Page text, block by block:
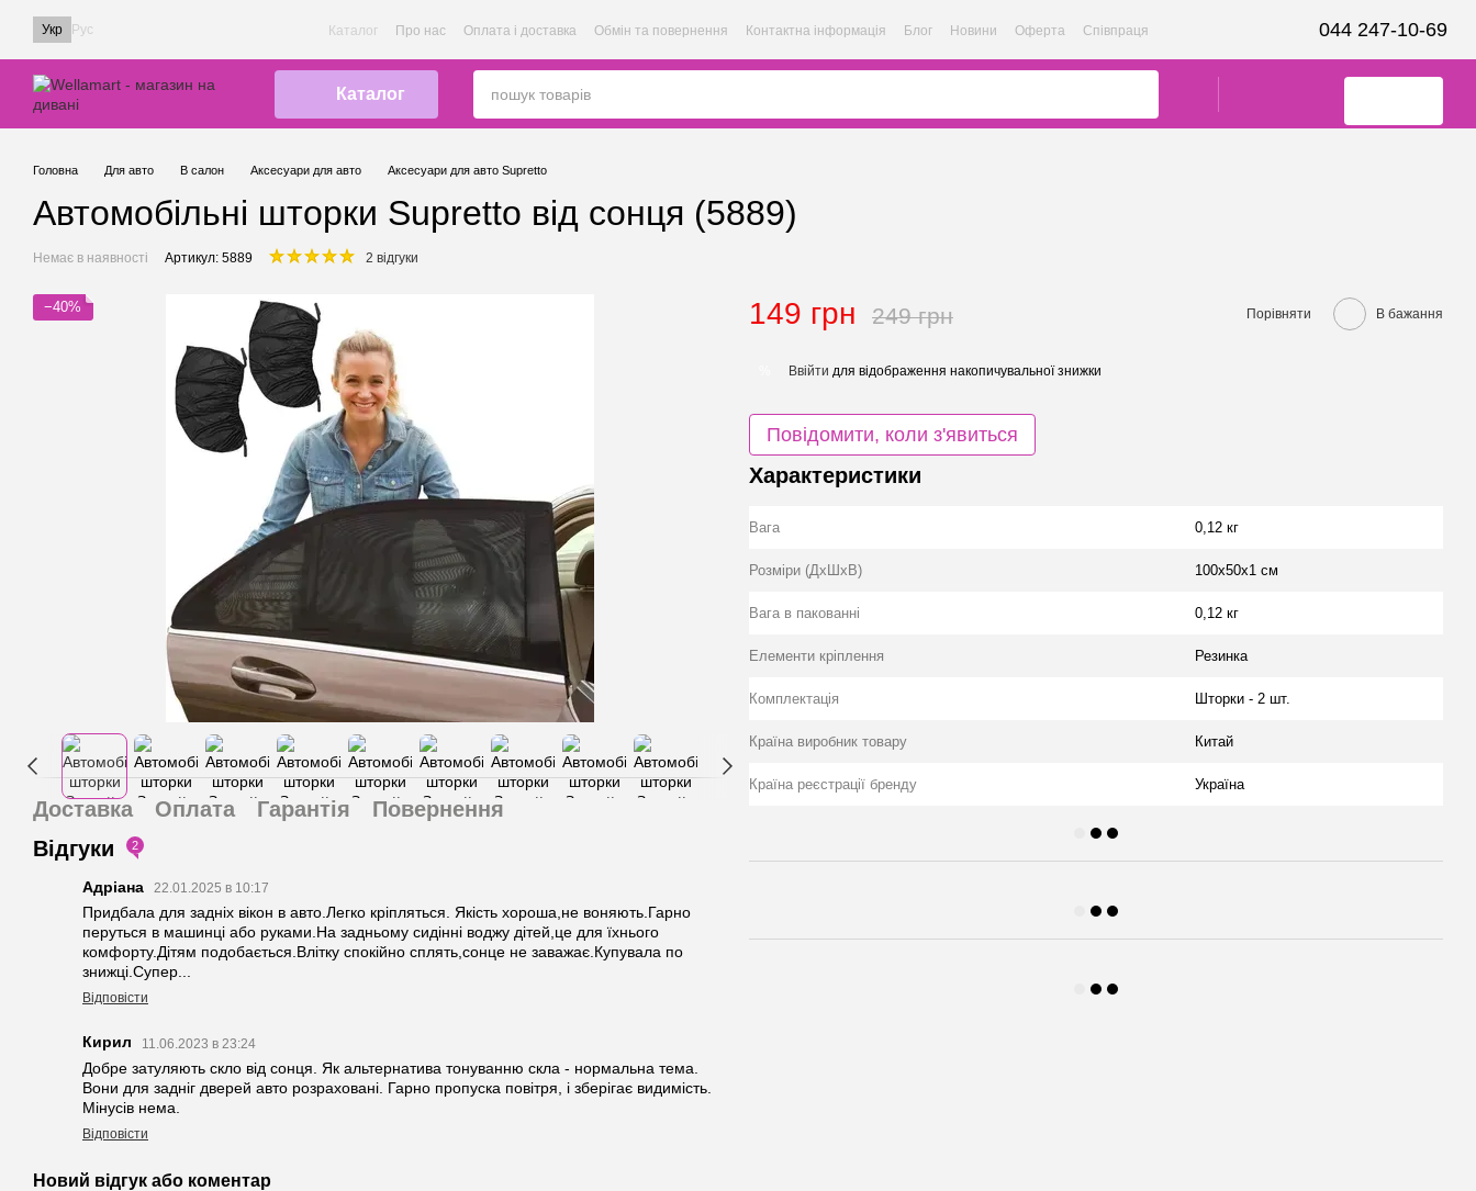
Перейти до основного контенту
Укр Рус Каталог Про нас Оплата і доставка Обмін та повернення Контактна інформація Блог Новини Оферта Співпраця 044 247-10-69
Каталог
Головна Для авто В салон Аксесуари для авто Аксесуари для авто Supretto
Автомобільнi шторки Supretto від сонця (5889)
Немає в наявності Артикул: 5889 2 відгуки
−40%
Доставка Оплата Гарантія
Повернення
Відгуки
2
Адріана 22.01.2025 в 10:17
Придбала для задніх вікон в авто.Легко кріпляться. Якість хороша,не воняють.Гарно
перуться в машинці або руками.На задньому сидінні воджу дітей,це для їхнього
комфорту.Дітям подобається.Влітку спокійно сплять,сонце не заважає.Купувала по
знижці.Супер...
Відповісти
Кирил 11.06.2023 в 23:24
Добре затуляють скло від сонця. Як альтернатива тонуванню скла - нормальна тема.
Вони для задніг дверей авто розраховані. Гарно пропуска повітря, і зберігає видимість.
Мінусів нема.
Відповісти
Новий відгук або коментар
149 грн 249 грн Порівняти В бажання
Ввійти для відображення накопичувальної знижки
Повідомити, коли з'явиться
Характеристики
Вага 0,12 кг
Розміри (ДхШхВ) 100х50х1 см
Вага в пакованні 0,12 кг
Елементи кріплення Резинка
Комплектація Шторки - 2 шт.
Країна виробник товару Китай
Країна реєстрації бренду Україна